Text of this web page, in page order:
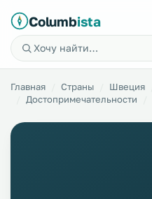
Columbista
Главная Страны Швеция
Достопримечательности